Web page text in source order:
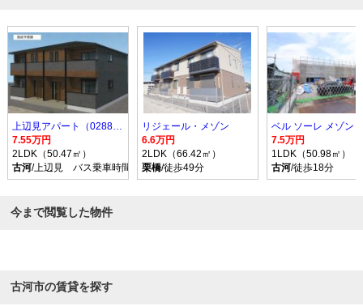
上辺見アパート（028807601）
7.55万円
2LDK（50.47㎡）
古河/上辺見 バス乗車時間10分 停歩3分
リジェール・メゾン
6.6万円
2LDK（66.42㎡）
栗橋/徒歩49分
ベル ソーレ メゾン
7.5万円
1LDK（50.98㎡）
古河/徒歩18分
今まで閲覧した物件
古河市の賃貸を探す